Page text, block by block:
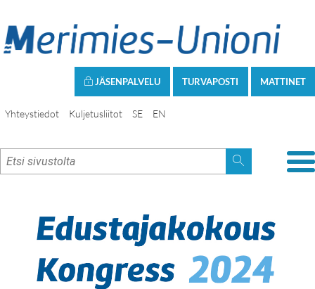
MATTINET
TURVAPOSTI
JÄSENPALVELU
Yhteystiedot Kuljetusliitot SE EN